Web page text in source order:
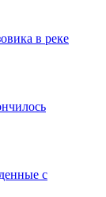
в реке
с